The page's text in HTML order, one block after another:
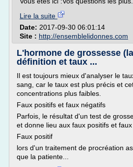
Lire la suite
Date: 2017-09-30 06:01:14
Site : http://ensemblelidonnes.com
L'hormone de grossesse
définition et taux ...
Il est toujours mieux d'analyser le
sang, car le taux est plus précis et
concentrations plus faibles.
Faux positifs et faux négatifs
Parfois, le résultat d'un test de
et donne lieu aux faux positifs et
Faux positif
lors d'un traitement de procréation
que la patiente...